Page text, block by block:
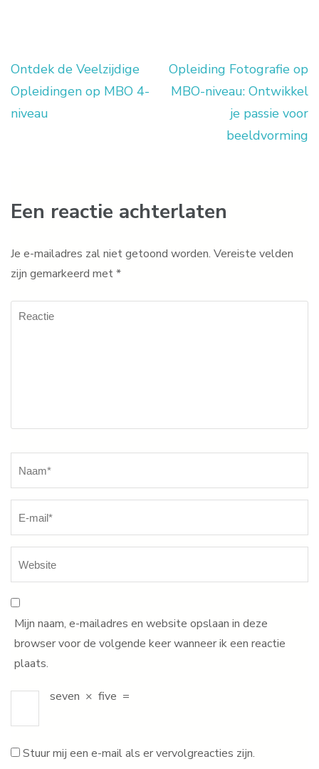
Berichtnavigatie
Ontdek de Veelzijdige
Opleidingen op MBO 4-
niveau
Opleiding Fotografie op
MBO-niveau: Ontwikkel
je passie voor
beeldvorming
Een reactie achterlaten
Je e-mailadres zal niet getoond worden. Vereiste velden
zijn gemarkeerd met*
Reactie
Mijn naam, e-mailadres en website opslaan in deze
browser voor de volgende keer wanneer ik een reactie
plaats.
seven × five =
Stuur mij een e-mail als er vervolgreacties zijn.